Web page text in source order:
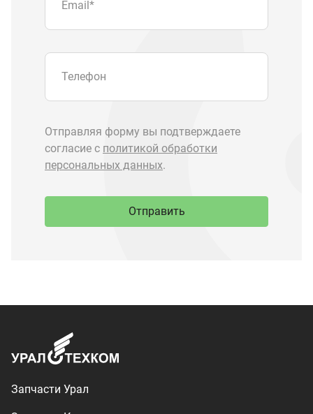
Запчасти Урал
Запчасти Камаз
Спецпредложения
Доставка и оплата
utkm@mail.ru